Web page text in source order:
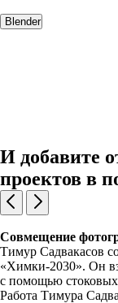
Blender
И добавите
проектов в
Совмещение
Тимур Садвакасов
«Химки-2030». Он
с помощью
Работа Тимура